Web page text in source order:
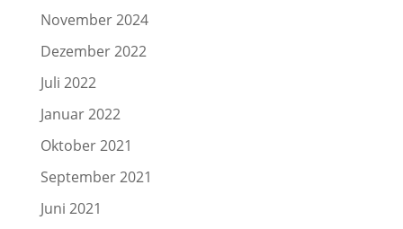
November 2024
Dezember 2022
Juli 2022
Januar 2022
Oktober 2021
September 2021
Juni 2021